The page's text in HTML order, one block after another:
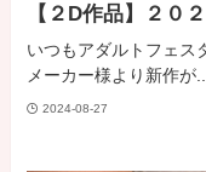
【２D作品】２０
いつもアダルトフェス
メーカー様より新作が...
2024-08-27